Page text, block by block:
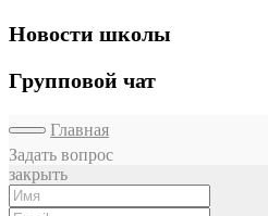
Новости школы
Групповой чат
Главная
Задать вопрос
закрыть